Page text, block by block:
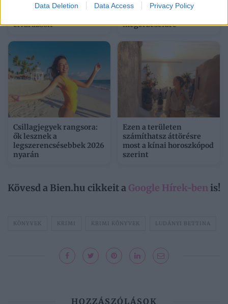
Data Deletion Data Access Privacy Policy
5 mesés hely a Comói-
elvarázsolt
5 jel, hogy ideje lenne
megérzéseidre
Csillagjegyek rangsora:
ők lesznek a
legszerencsésebbek 2026
nyarán
Ezen a területen
számíthatsz áttörésre
most a kínai horoszkópod
szerint
Kövesd a Bien.hu cikkeit a Google Hírek-ben is!
KÖNYVEK KRIMI KRIMI KÖNYVEK LUDÁNYI BETTINA
HOZZÁSZÓLÁSOK